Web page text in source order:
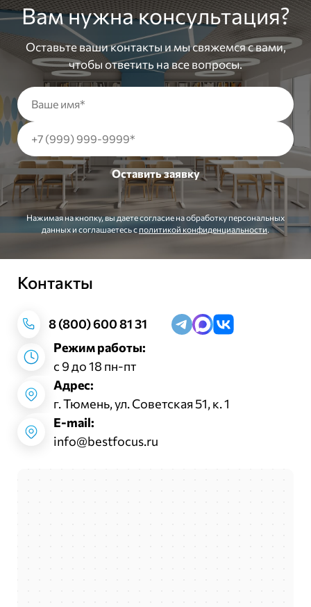
Вам нужна консультация?
Оставьте ваши контакты и мы свяжемся с вами,
чтобы ответить на все вопросы.
Нажимая на кнопку, вы даете согласие на обработку персональных
данных и соглашаетесь c политикой конфиденциальности
Контакты
8 (800) 600 81 31
Режим работы:
с 9 до 18 пн-пт
Адрес:
г. Тюмень, ул. Советская 51, к. 1
E-mail:
info@bestfocus.ru